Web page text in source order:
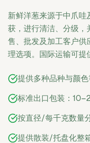
新鲜洋葱来源于中爪
获，进行清洁、分级，
售、批发及加工客户供
理选项。国际运输可提
提供多种品种与颜色
标准出口包装：
按直径/每千克数量
提供散装/托盘化整